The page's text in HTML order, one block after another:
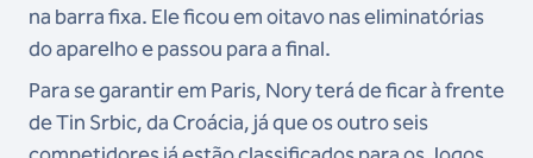
na barra fixa. Ele ficou em oitavo nas eliminatórias
do aparelho e passou para a final.
Para se garantir em Paris, Nory terá de ficar à frente
de Tin Srbic, da Croácia, já que os outro seis